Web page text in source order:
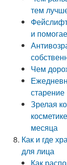
тем
и
Чем
старение
Зрелая
месяца
Как и где
для лица